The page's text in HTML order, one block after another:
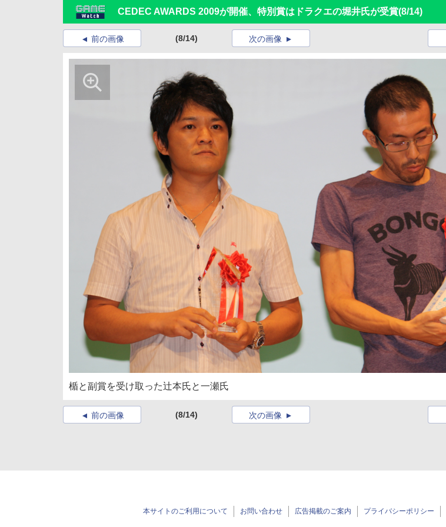
CEDEC AWARDS 2009が開催、特別賞はドラクエの堀井氏が受賞(8/14)
前の画像 (8/14) 次の画像
楯と副賞を受け取った辻本氏と一瀬氏
前の画像 (8/14) 次の画像
本サイトのご利用について お問い合わせ 広告掲載のご案内 プライバシーポリシー